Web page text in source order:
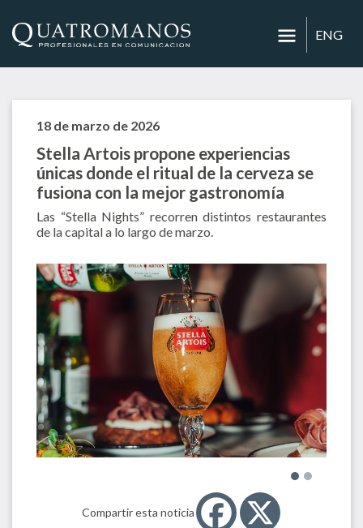
ENG
18 de marzo de 2026
Stella Artois propone experiencias
únicas donde el ritual de la cerveza se
fusiona con la mejor gastronomía
Las “Stella Nights” recorren distintos restaurantes
de la capital a lo largo de marzo.
Compartir esta noticia